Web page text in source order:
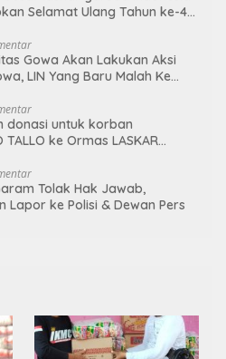
Selamat Ulang Tahun ke-44
Gowa Akan Lakukan Aksi
LIN Yang Baru Malah Ke
donasi untuk korban
ke Ormas LASKAR
Tolak Hak Jawab,
Lapor ke Polisi & Dewan Pers